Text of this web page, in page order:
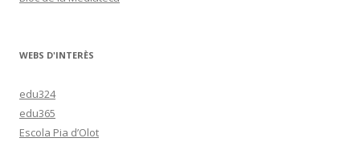
WEBS D'INTERÈS
edu324
edu365
Escola Pia d’Olot